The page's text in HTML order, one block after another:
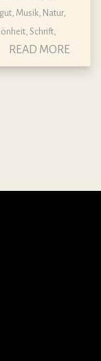
Musik Natur,
Schrift
READ MORE